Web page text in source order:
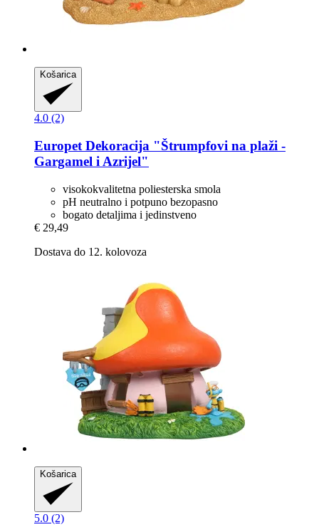
Košarica
4.0 (2)
Europet Dekoracija "Štrumpfovi na plaži -​
Gargamel i Azrijel"
visokokvalitetna poliesterska smola
pH neutralno i potpuno bezopasno
bogato detaljima i jedinstveno
€ 29,49
Dostava do 12. kolovoza
Košarica
5.0 (2)